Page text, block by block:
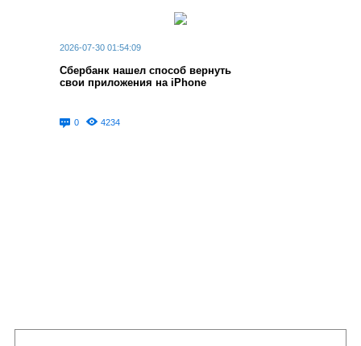
2026-07-30 01:54:09
Сбербанк нашел способ вернуть
свои приложения на iPhone
0 4234